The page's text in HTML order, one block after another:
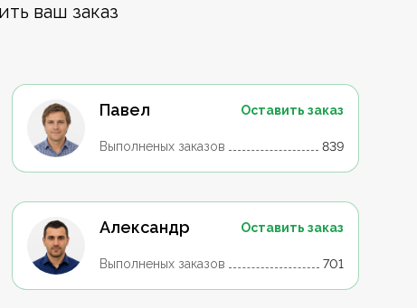
ваш заказ
Павел Оставить заказ
Выполненых заказов 839
Александр Оставить заказ
Выполненых заказов 701